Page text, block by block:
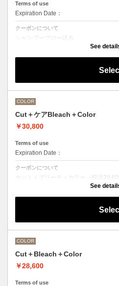
Terms of use
Expiration Date：
クーポンについて
シャンプーブロー込み
ワンカラー（おしゃれ染め、白髪染め
See
COLOR
Cut＋ケアBleach＋Color
￥30,800
Terms of use
Expiration Date：
クーポンについて
カット＋ブリーチ＋カラー（税込
前処理剤OLAPLEXを使ったカット＋
●ご希望の色やカラー履歴、デザイン
現できない場合がございます。
M ¥＋1100 L¥＋1650 LL¥＋2200
See
COLOR
Cut＋Bleach＋Color
￥28,600
Terms of use